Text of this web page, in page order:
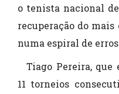
o tenista nacional
recuperação do
numa espiral de
Tiago Pereira, que
11 torneios